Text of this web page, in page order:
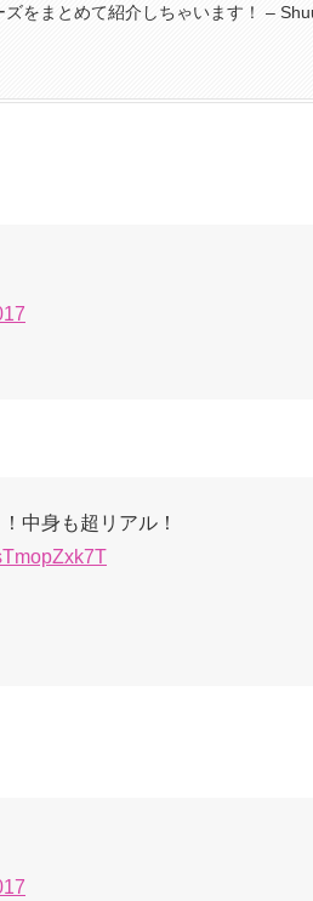
をまとめて紹介しちゃいます！ –
中身も超リアル！